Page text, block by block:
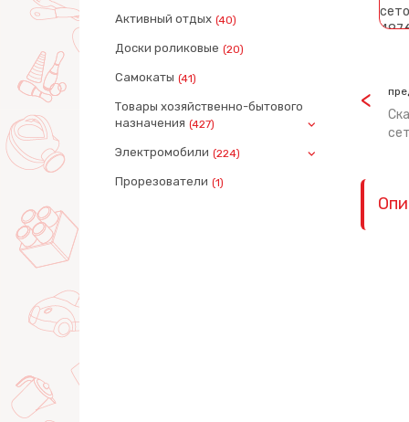
Активный отдых (40)
Доски роликовые (20)
Самокаты (41)
Товары хозяйственно-бытового
назначения (427)
Электромобили (224)
Прорезователи (1)